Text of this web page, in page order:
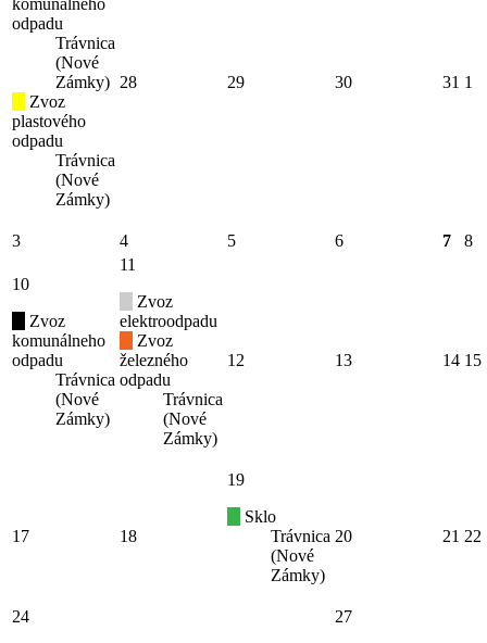
komunálneho
odpadu
Trávnica
(Nové
Zámky)
Zvoz
plastového
odpadu
Trávnica
(Nové
Zámky)
28 29 30 31 1
3 4 5 6 7 8
10
Zvoz
komunálneho
odpadu
Trávnica
(Nové
Zámky)
11
Zvoz
elektroodpadu
Zvoz
železného
odpadu
Trávnica
(Nové
Zámky)
12 13 14 15
17 18
19
Sklo
Trávnica
(Nové
Zámky)
20 21 22
24
27